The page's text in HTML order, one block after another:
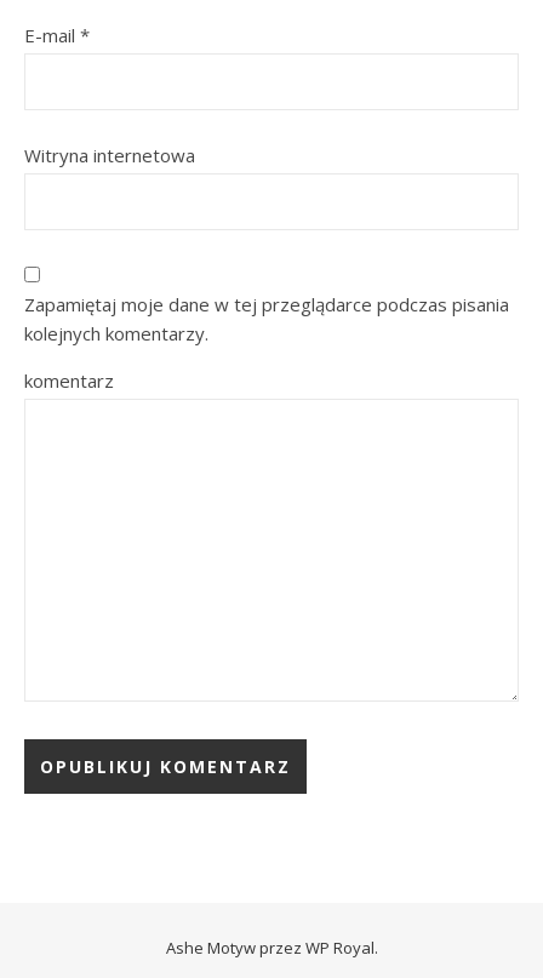
E-mail *
Witryna internetowa
Zapamiętaj moje dane w tej przeglądarce podczas pisania
kolejnych komentarzy.
komentarz
Ashe Motyw przez WP Royal.